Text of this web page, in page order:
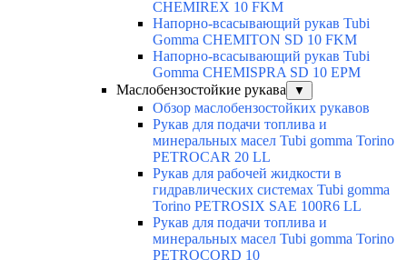
CHEMIREX 10 FKM
Напорно-всасывающий рукав Tubi
Gomma CHEMITON SD 10 FKM
Напорно-всасывающий рукав Tubi
Gomma CHEMISPRA SD 10 EPM
Маслобензостойкие рукава
▼
Обзор маслобензостойких рукавов
Рукав для подачи топлива и
минеральных масел Tubi gomma Torino
PETROCAR 20 LL
Рукав для рабочей жидкости в
гидравлических системах Tubi gomma
Torino PETROSIX SAE 100R6 LL
Рукав для подачи топлива и
минеральных масел Tubi gomma Torino
PETROCORD 10